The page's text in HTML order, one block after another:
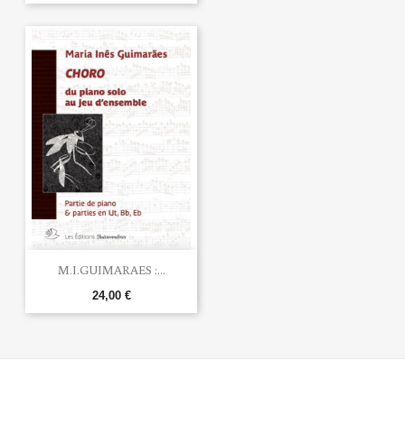
M.I.GUIMARAES :...
24,00 €